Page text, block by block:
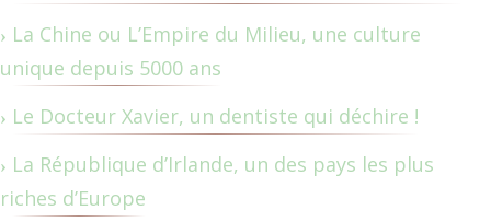
La Chine ou L’Empire du Milieu, une culture
unique depuis 5000 ans
Le Docteur Xavier, un dentiste qui déchire !
La République d’Irlande, un des pays les plus
riches d’Europe